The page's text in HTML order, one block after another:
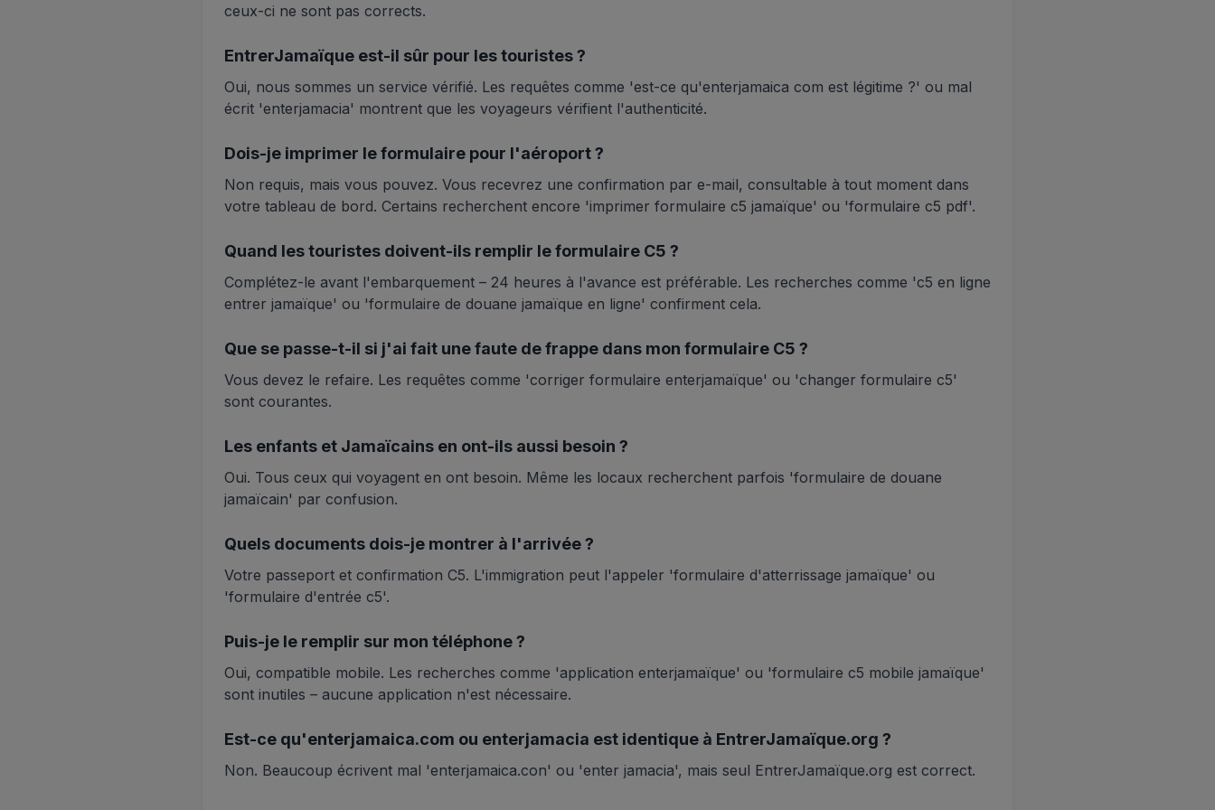
ceux-ci ne sont pas corrects.
EntrerJamaïque est-il sûr pour les touristes ?
Oui, nous sommes un service vérifié. Les requêtes comme 'est-ce qu'enterjamaica com est légitime ?' ou mal
écrit 'enterjamacia' montrent que les voyageurs vérifient l'authenticité.
Dois-je imprimer le formulaire pour l'aéroport ?
Non requis, mais vous pouvez. Vous recevrez une confirmation par e-mail, consultable à tout moment dans
votre tableau de bord. Certains recherchent encore 'imprimer formulaire c5 jamaïque' ou 'formulaire c5 pdf'.
Quand les touristes doivent-ils remplir le formulaire C5 ?
Complétez-le avant l'embarquement – 24 heures à l'avance est préférable. Les recherches comme 'c5 en ligne
entrer jamaïque' ou 'formulaire de douane jamaïque en ligne' confirment cela.
Que se passe-t-il si j'ai fait une faute de frappe dans mon formulaire C5 ?
Vous devez le refaire. Les requêtes comme 'corriger formulaire enterjamaïque' ou 'changer formulaire c5'
sont courantes.
Les enfants et Jamaïcains en ont-ils aussi besoin ?
Oui. Tous ceux qui voyagent en ont besoin. Même les locaux recherchent parfois 'formulaire de douane
jamaïcain' par confusion.
Quels documents dois-je montrer à l'arrivée ?
Votre passeport et confirmation C5. L'immigration peut l'appeler 'formulaire d'atterrissage jamaïque' ou
'formulaire d'entrée c5'.
Puis-je le remplir sur mon téléphone ?
Oui, compatible mobile. Les recherches comme 'application enterjamaïque' ou 'formulaire c5 mobile jamaïque'
sont inutiles – aucune application n'est nécessaire.
Est-ce qu'enterjamaica.com ou enterjamacia est identique à EntrerJamaïque.org ?
Non. Beaucoup écrivent mal 'enterjamaica.con' ou 'enter jamacia', mais seul EntrerJamaïque.org est correct.